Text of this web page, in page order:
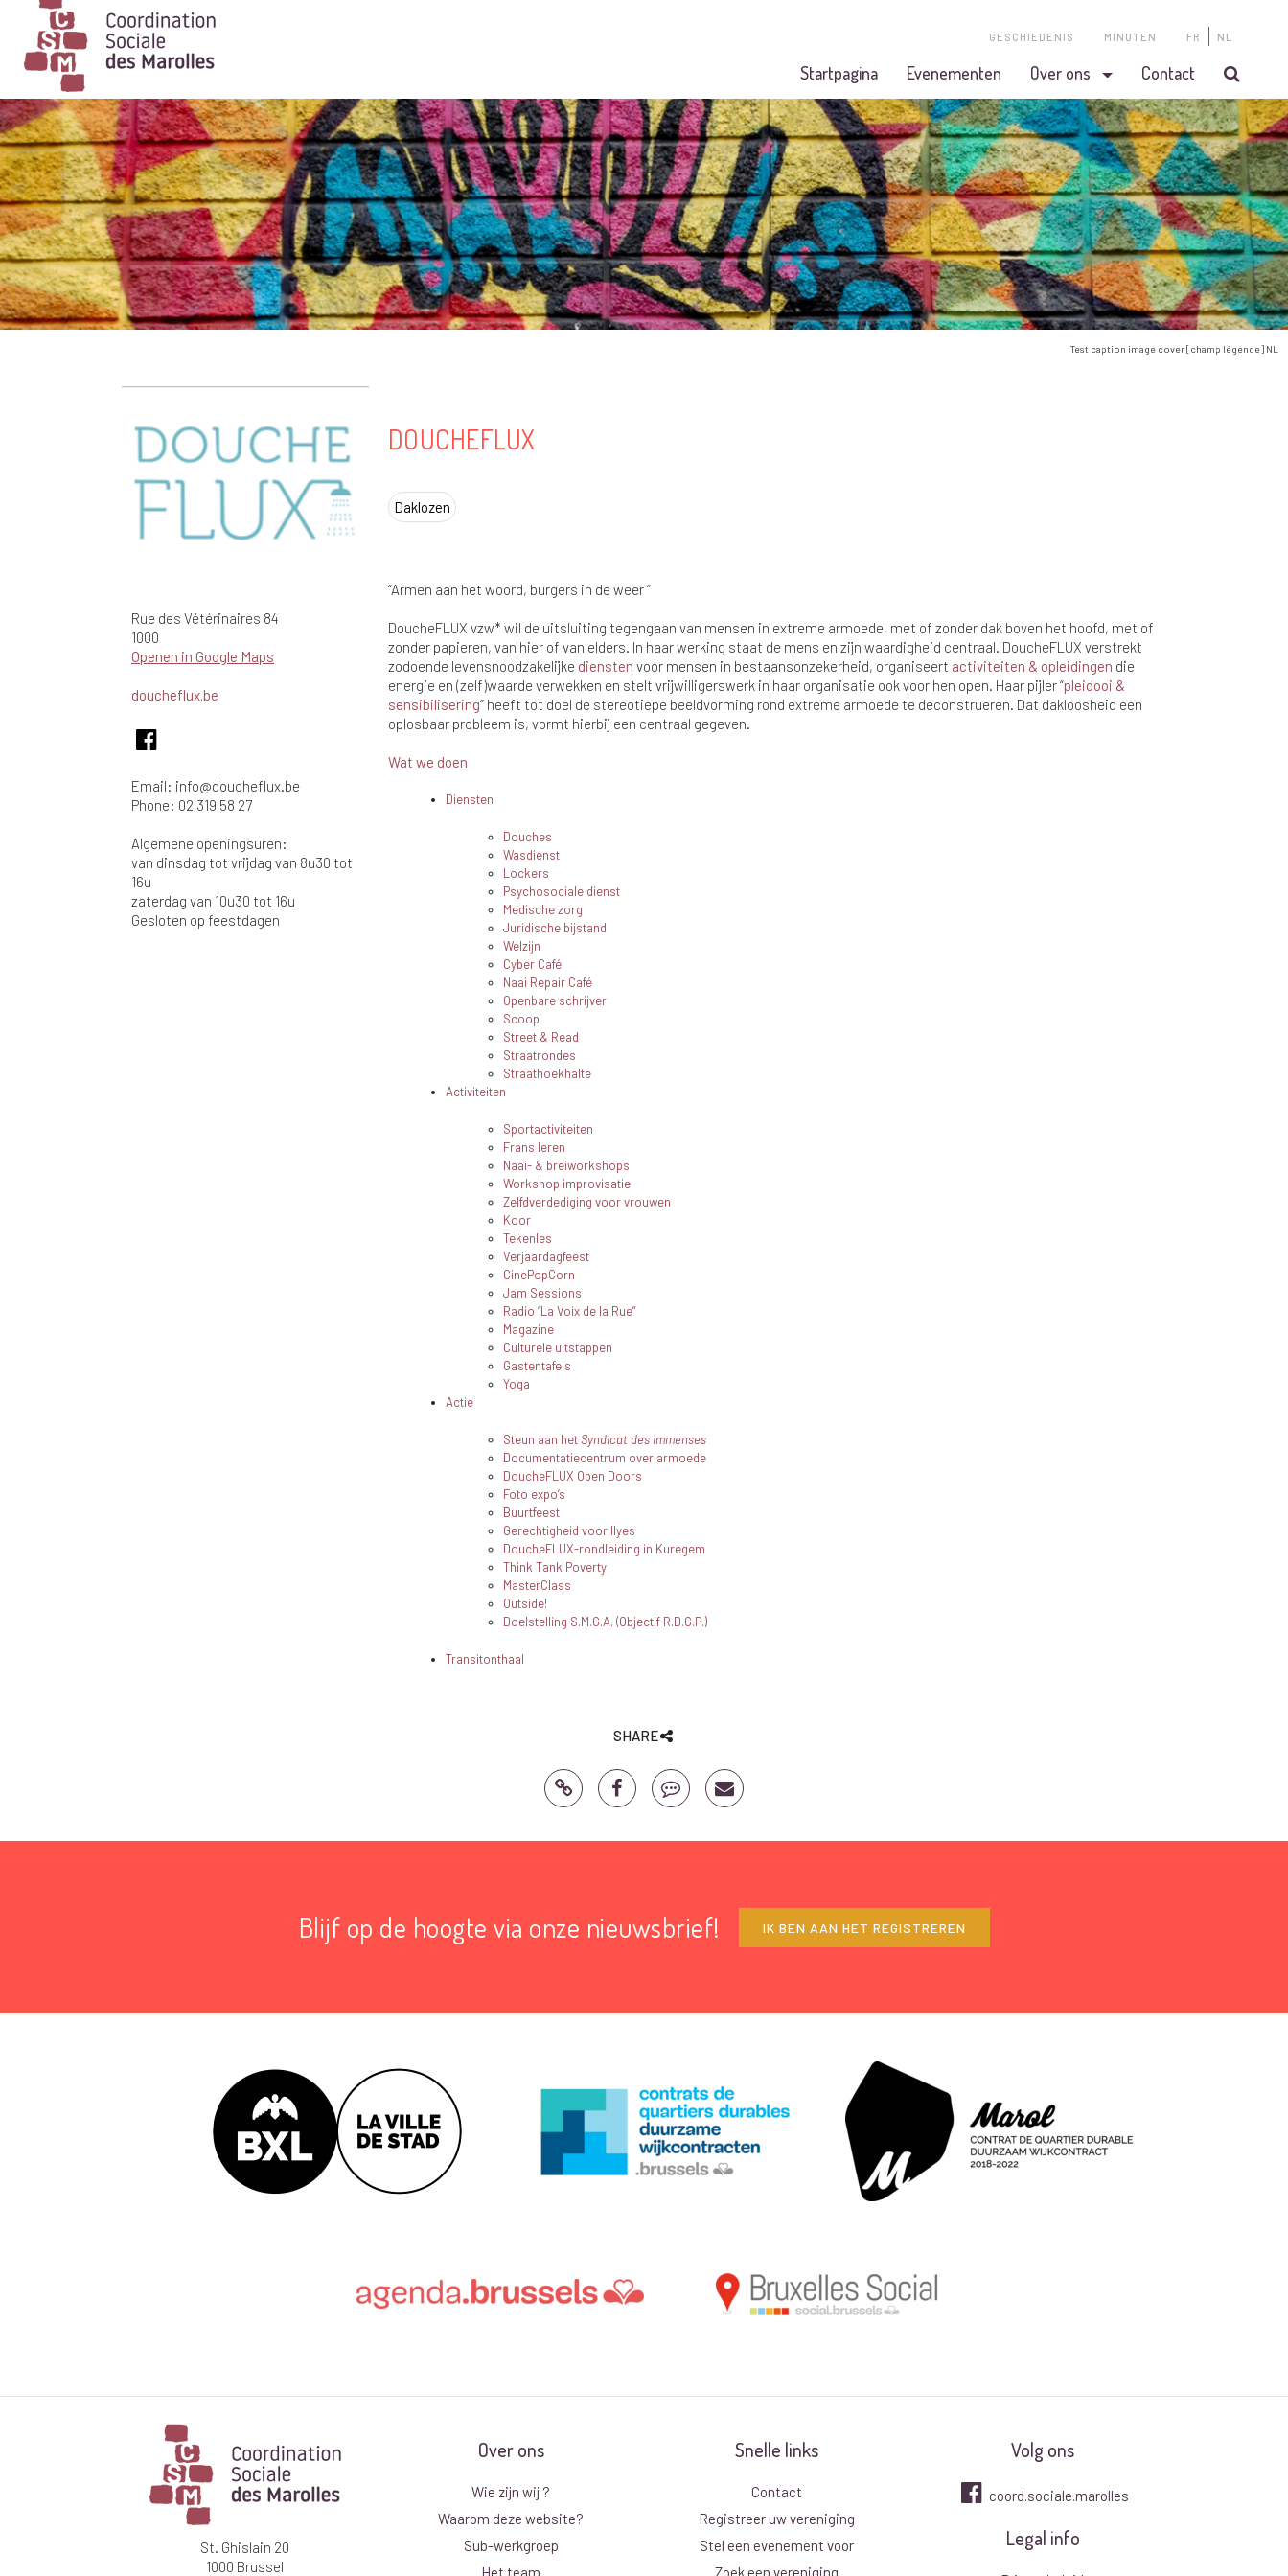
Main Navigation
GESCHIEDENIS MINUTEN FR NL
Startpagina Evenementen Over ons Contact
Test caption image cover [champ légende] NL
Rue des Vétérinaires 84
1000
Openen in Google Maps
doucheflux.be
Email: info@doucheflux.be
Phone: 02 319 58 27
Algemene openingsuren:
van dinsdag tot vrijdag van 8u30 tot
16u
zaterdag van 10u30 tot 16u
Gesloten op feestdagen
DOUCHEFLUX
Daklozen
“Armen aan het woord, burgers in de weer ”
DoucheFLUX vzw* wil de uitsluiting tegengaan van mensen in extreme armoede, met of zonder dak boven het hoofd, met of
zonder papieren, van hier of van elders. In haar werking staat de mens en zijn waardigheid centraal. DoucheFLUX verstrekt
zodoende levensnoodzakelijke diensten voor mensen in bestaansonzekerheid, organiseert activiteiten & opleidingen die
energie en (zelf)waarde verwekken en stelt vrijwilligerswerk in haar organisatie ook voor hen open. Haar pijler “pleidooi &
sensibilisering” heeft tot doel de stereotiepe beeldvorming rond extreme armoede te deconstrueren. Dat dakloosheid een
oplosbaar probleem is, vormt hierbij een centraal gegeven.
Wat we doen
Diensten
Douches
Wasdienst
Lockers
Psychosociale dienst
Medische zorg
Juridische bijstand
Welzijn
Cyber Café
Naai Repair Café
Openbare schrijver
Scoop
Street & Read
Straatrondes
Straathoekhalte
Activiteiten
Sportactiviteiten
Frans leren
Naai- & breiworkshops
Workshop improvisatie
Zelfdverdediging voor vrouwen
Koor
Tekenles
Verjaardagfeest
CinePopCorn
Jam Sessions
Radio “La Voix de la Rue”
Magazine
Culturele uitstappen
Gastentafels
Yoga
Actie
Steun aan hetSyndicat des immenses
Documentatiecentrum over armoede
DoucheFLUX Open Doors
Foto expo’s
Buurtfeest
Gerechtigheid voor Ilyes
DoucheFLUX-rondleiding in Kuregem
Think Tank Poverty
MasterClass
Outside!
Doelstelling S.M.G.A. (Objectif R.D.G.P.)
Transitonthaal
SHARE
Blijf op de hoogte via onze nieuwsbrief! IK BEN AAN HET REGISTREREN
St. Ghislain 20
1000 Brussel
Over ons
Wie zijn wij ?
Waarom deze website?
Sub-werkgroep
Snelle links
Contact
Registreer uw vereniging
Stel een evenement voor
Volg ons
coord.sociale.marolles
Legal info